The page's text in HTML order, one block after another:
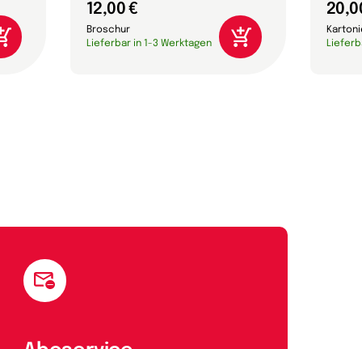
12,00 €
Broschur
Lieferbar in 1-3 Werktagen